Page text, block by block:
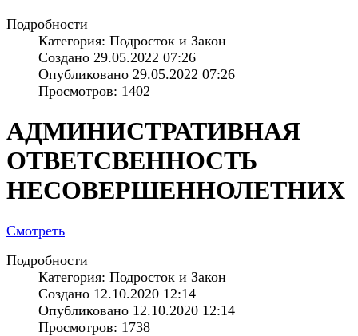
Подробности
Категория: Подросток и Закон
Создано 29.05.2022 07:26
Опубликовано 29.05.2022 07:26
Просмотров: 1402
АДМИНИСТРАТИВНАЯ
ОТВЕТСВЕННОСТЬ
НЕСОВЕРШЕННОЛЕТНИХ
Смотреть
Подробности
Категория: Подросток и Закон
Создано 12.10.2020 12:14
Опубликовано 12.10.2020 12:14
Просмотров: 1738